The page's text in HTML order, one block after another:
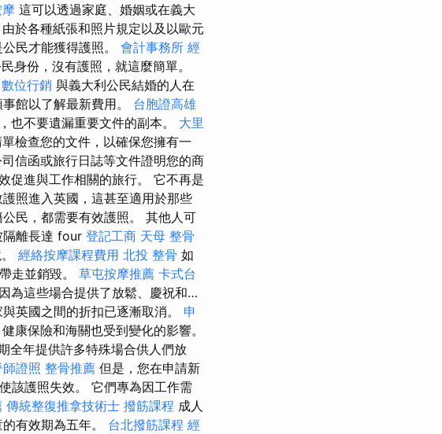
這可以透過家庭、婚姻或在義大
由於各種紙張和照片規定以及以歐元
民才能獲得護照。 會計事務所 經
身份，沒有護照，就這麼簡單。
數位行銷 與義大利公民結婚的人在
館以了解最新費用。 台胞證高雄
也不要遺漏重要文件的副本。 大里
檢查您的文件，以確保您擁有一
信函或旅行日誌等文件證明您的商
促進與工作相關的旅行。 它不再是
照進入英國，這甚至適用於那些
民，都需要有效護照。 其他人可
隔離長達 four 登記工商 天母 整骨
經絡按摩課程費用 北投 整骨 如
走並銷毀。 草屯按摩推薦 卡式台
為這些場合提供了放鬆、慶祝和…
英國之間的折扣已逐漸取消。 申
康保險和海關也受到變化的影響。
全年提供許多特殊場合供人們放
證照 整骨推薦 但是，您在申請新
該護照失效。 它們專為因工作需
傳統整復推拿技術士 撥筋課程 成人
有效期為五年。 台北撥筋課程 經